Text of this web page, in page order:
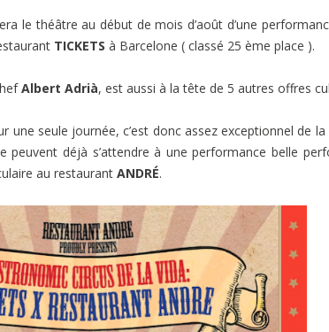
le théâtre au début de mois d’août d’une
TICKETS à Barcelone ( classé 25 ème place ).
Albert Adrià, est aussi à la tête de 5 autres offres
une seule journée, c’est donc assez exceptionnel de
peuvent déjà s’attendre à une performance belle
au restaurant ANDRÉ.